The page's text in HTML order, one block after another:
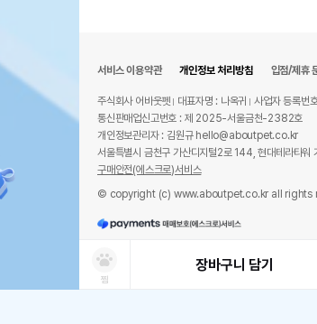
찜
장바구니 담기
서비스 이용약관 개인정보 처리방침 입점/제휴
주식회사 어바웃펫 대표자명 : 나옥귀 사업자 등록
통신판매업신고번호 : 제 2025-서울금천-2382호
개인정보관리자 : 김원규 hello@aboutpet.co.kr
서울특별시 금천구 가산디지털2로 144, 현대테라타
구매안전(에스크로)서비스
© copyright (c) www.aboutpet.co.kr all rights